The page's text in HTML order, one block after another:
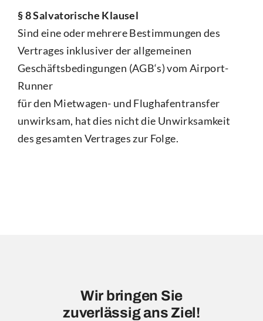
§ 8 Salvatorische Klausel
Sind eine oder mehrere Bestimmungen des
Vertrages inklusiver der allgemeinen
Geschäftsbedingungen (AGB‘s) vom Airport-
Runner
für den Mietwagen- und Flughafentransfer
unwirksam, hat dies nicht die Unwirksamkeit
des gesamten Vertrages zur Folge.
Wir bringen Sie
zuverlässig ans Ziel!